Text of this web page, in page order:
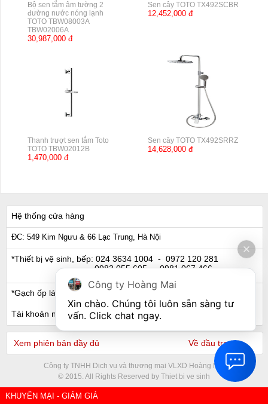
Bộ sen tắm âm tường 2
đường nước nóng lạnh
TOTO TBW08003A
TBW02006A
30,987,000 đ
Sen cây TOTO TX492SCBR
12,452,000 đ
Thanh trượt sen tắm Toto
TOTO TBW02012B
1,470,000 đ
Sen cây TOTO TX492SRRZ
14,628,000 đ
KHUYẾN MẠI - GIẢM GIÁ
Hệ thống cửa hàng
ĐC: 549 Kim Ngưu & 66 Lạc Trung, Hà Nội
*Thiết bị vệ sinh, bếp: 024 3634 1004 - 0972 120 281
0983 055 605- 0981 067 466
*Gạch ốp lát, Ngói: 024 3632 0280 - 0911 441 066
Tài khoản ngân hàng
Xem phiên bản đầy đủ Về đầu trang
Công ty TNHH Dịch vụ và thương mại VLXD Hoàng Mai
© 2015. All Rights Reserved by Thiet bi ve sinh
Công ty Hoàng Mai
Xin chào. Chúng tôi luôn sẵn sàng tư
vấn. Click chat ngay.